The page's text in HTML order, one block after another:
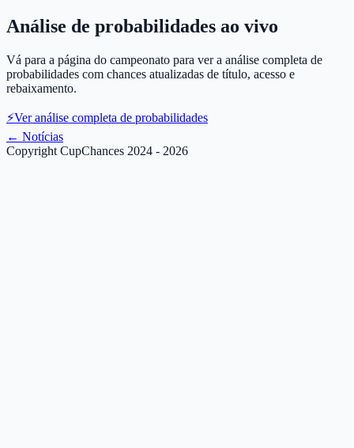
Análise de probabilidades ao vivo
Vá para a página do campeonato para ver a análise completa de
probabilidades com chances atualizadas de título, acesso e
rebaixamento.
⚡Ver análise completa de probabilidades
← Notícias
Copyright CupChances 2024 - 2026